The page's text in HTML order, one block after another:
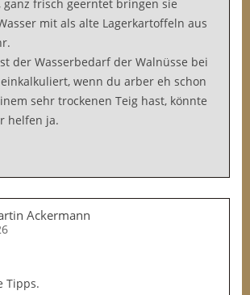
ganz frisch geerntet bringen sie
mit als alte Lagerkartoffeln aus
der Wasserbedarf der Walnüsse bei
wenn du arber eh schon
sehr trockenen Teig hast, könnte
helfen ja.
Ackermann
Tipps.